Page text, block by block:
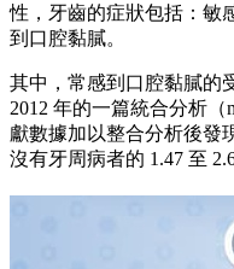
性，牙齒的症狀包括：敏
到口腔黏膩。
其中，常感到口腔黏膩的
2012 年的一篇統合分析（
獻數據加以整合分析後發
沒有牙周病者的 1.47 至